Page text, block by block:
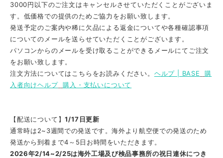
3000円以下のご注文はキャンセルさせていただくことがございま
す。低価格での提供のためご協力をお願い致します。
発送予定のご案内や稀に欠品による返金についてや各種確認事項
についてのメールを送らせていただくことがございます。
パソコンからのメールを受け取ることができるメールにてご注文
をお願い致します。
注文方法についてはこちらをお読みください。 ヘルプ | BASE
購
入者向けヘルプ
購入・支払いについて
【配送について】1/17日更新
通常時は2~3週間での発送です。海外より航空便での発送のため
発送から到着まで4～5日お時間をいただきます。
2026年2/14~2/25は海外工場及び検品事務所の祝日連休につき